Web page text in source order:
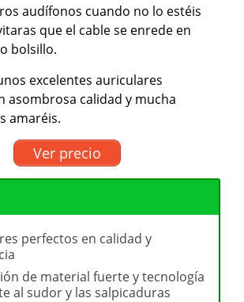
audífonos cuando no lo estéis
que el cable se enrede en
bolsillo.
excelentes auriculares
asombrosa calidad y mucha
amaréis.
Ver precio
perfectos en calidad y
de material fuerte y tecnología
al sudor y las salpicaduras